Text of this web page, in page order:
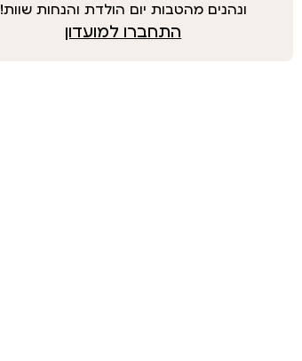
ונהנים מהטבות יום הולדת והנחות שוות!
התחברו למועדון